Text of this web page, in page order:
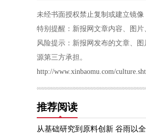
未经书面授权禁止复制或建立镜像
特别提醒：新报网文章内容、图片
风险提示：新报网发布的文章、
源第三方承担。
http://www.xinbaomu.com/
推荐阅读
从基础研究到原料创新 谷雨以